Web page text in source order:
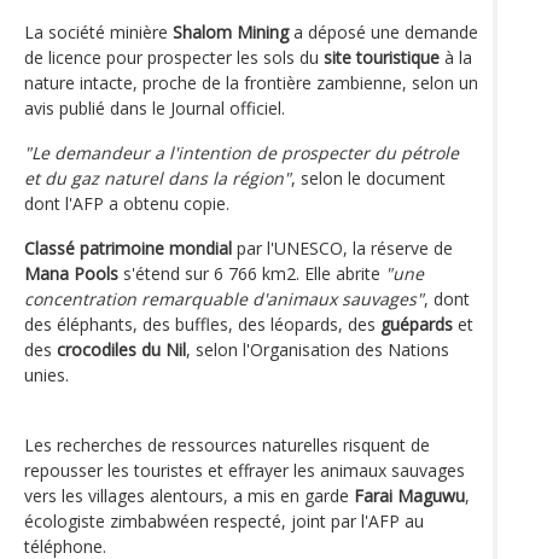
La société minière Shalom Mininga déposé une demande
de licence pour prospecter les sols du site touristique à la
nature intacte, proche de la frontière zambienne, selon un
avis publié dans le Journal officiel.
"Le demandeur a l'intention de prospecter du pétrole
et du gaz naturel dans la région", selon le document
dont l'AFP a obtenu copie.
Classé patrimoine mondial par l'UNESCO, la réserve de
Mana Pools s'étend sur 6 766 km2. Elle abrite "une
concentration remarquable d'animaux sauvages", dont
des éléphants, des buffles, des léopards, des guépards et
des crocodiles du Nil, selon l'Organisation des Nations
unies.
Les recherches de ressources naturelles risquent de
repousser les touristes et effrayer les animaux sauvages
vers les villages alentours, a mis en garde Farai Maguwu,
écologiste zimbabwéen respecté, joint par l'AFP au
téléphone.